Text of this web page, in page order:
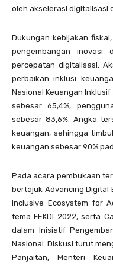
oleh akselerasi digitalisasi
Dukungan kebijakan
pengembangan inovasi
percepatan digitalisasi.
perbaikan inklusi
Nasional Keuangan
sebesar 65,4%,
sebesar 83,6%. Angka
keuangan, sehingga
keuangan sebesar 90%
Pada acara pembukaan
bertajuk Advancing Digital
Inclusive Ecosystem for
tema FEKDI 2022, serta
dalam Inisiatif
Nasional. Diskusi turut
Panjaitan, Menteri